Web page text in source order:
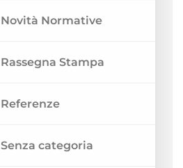
Novità Normative
Rassegna Stampa
Referenze
Senza categoria